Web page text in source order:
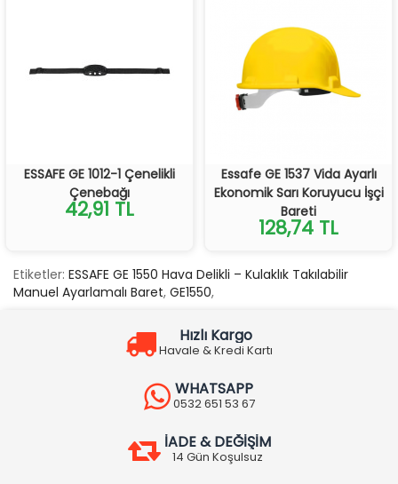
ESSAFE GE 1012-1 Çenelikli
Çenebağı
42,91 TL
Essafe GE 1537 Vida Ayarlı
Ekonomik Sarı Koruyucu İşçi
Bareti
128,74 TL
Etiketler: ESSAFE GE 1550 Hava Delikli – Kulaklık Takılabilir
Manuel Ayarlamalı Baret, GE1550,
Hızlı Kargo
Havale & Kredi Kartı
WHATSAPP
0532 651 53 67
İADE & DEĞİŞİM
14 Gün Koşulsuz